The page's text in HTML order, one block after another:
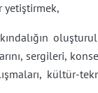
yetiştirmek,
sergileri,
kültür-